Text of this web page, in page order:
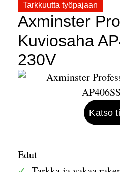
Tarkkuutta työpajaan
Axminster
Kuviosaha
230V
Edut
Katso